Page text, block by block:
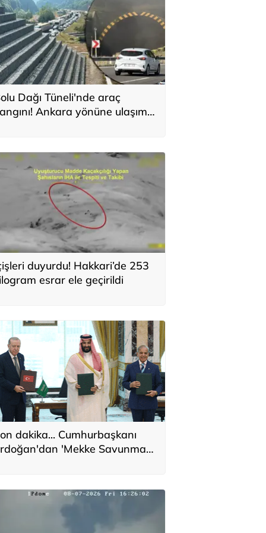
Dağı Tüneli'nde araç
Ankara yönüne ulaşım
duyurdu! Hakkari’de 253
esrar ele geçirildi
dakika... Cumhurbaşkanı
'Mekke Savunma